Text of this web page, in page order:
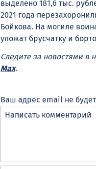
выделено 181,6 тыс.
2021 года
Бойкова. На могиле
уложат брусчатку и
Следите за новостями в
Max.
Ваш адрес email не